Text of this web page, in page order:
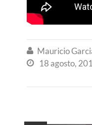
 Mauricio
 18 agosto,